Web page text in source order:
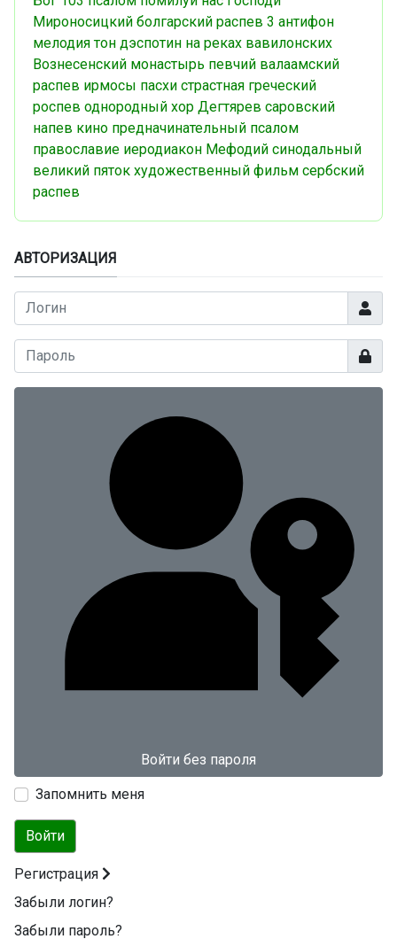
Мироносицкий болгарский распев 3 антифон
мелодия тон дэспотин на реках вавилонских
Вознесенский монастырь певчий валаамский
распев ирмосы пасхи страстная греческий
роспев однородный хор Дегтярев саровский
напев кино предначинательный псалом
православие иеродиакон Мефодий синодальный
великий пяток художественный фильм сербский
распев
АВТОРИЗАЦИЯ
Логин
Войти без пароля
Запомнить меня
Войти
Регистрация
Забыли логин?
Забыли пароль?